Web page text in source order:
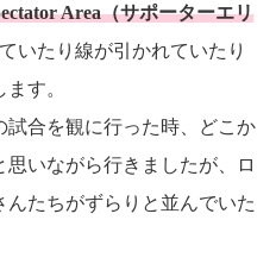
Area（サポーターエリ
いたり線が引かれていたり
す。
合を観に行った時、どこか
いながら行きましたが、ロ
たちがずらりと並んでいた